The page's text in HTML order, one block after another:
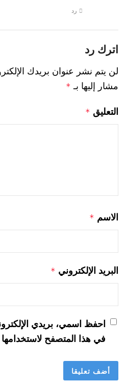
رد
اترك رد
لن يتم نشر عنوان بريدك
مشار إليها بـ *
التعليق *
الاسم *
البريد الإلكتروني *
احفظ اسمي، بريدي
في هذا المتصفح